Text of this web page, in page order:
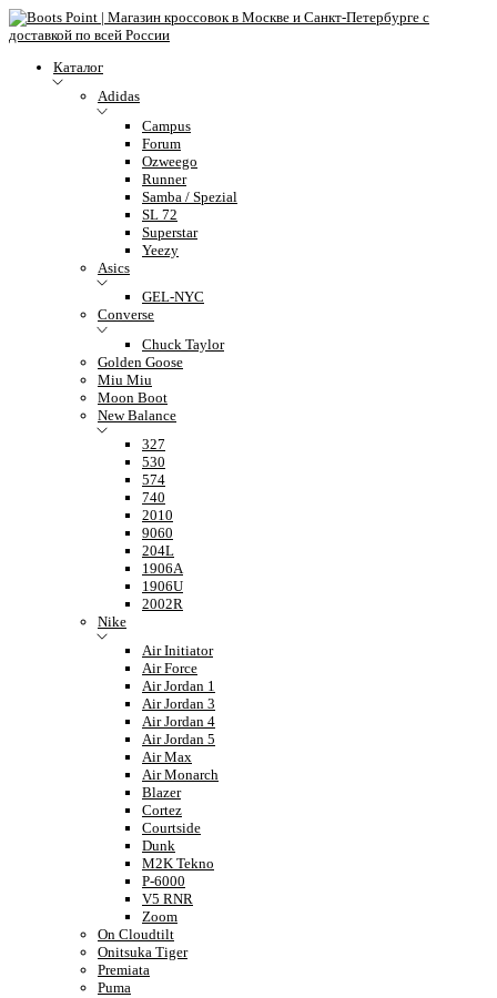
Каталог
Adidas
Campus
Forum
Ozweego
Runner
Samba / Spezial
SL 72
Superstar
Yeezy
Asics
GEL-NYC
Converse
Chuck Taylor
Golden Goose
Miu Miu
Moon Boot
New Balance
327
530
574
740
2010
9060
204L
1906A
1906U
2002R
Nike
Air Initiator
Air Force
Air Jordan 1
Air Jordan 3
Air Jordan 4
Air Jordan 5
Air Max
Air Monarch
Blazer
Cortez
Courtside
Dunk
M2K Tekno
P-6000
V5 RNR
Zoom
On Cloudtilt
Onitsuka Tiger
Premiata
Puma